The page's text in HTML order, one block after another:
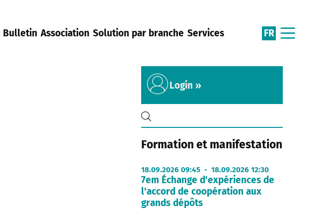
Bulletin Association Solution par branche Services FR
Login »
Formation et manifestation
18.09.2026 09:45 - 18.09.2026 12:30
7em Échange d'expériences de
l'accord de coopération aux
grands dépôts